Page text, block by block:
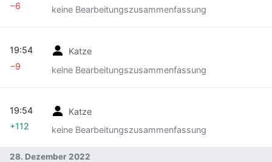
keine Bearbeitungszusammenfassung
−6
Katze
keine Bearbeitungszusammenfassung
19:54
−9
Katze
keine Bearbeitungszusammenfassung
19:54
+112
28. Dezember 2022